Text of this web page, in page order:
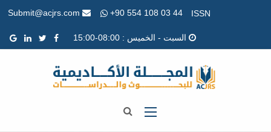
ISSN
+90 554 108 03 44
Submit@acjrs.com
السبت - الخميس : 08:00-15:00